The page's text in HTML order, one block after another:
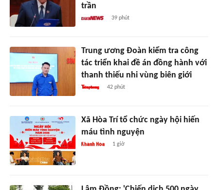
trần
39 phút
Trung ương Đoàn kiểm tra công
tác triển khai đề án đồng hành với
thanh thiếu nhi vùng biên giới
42 phút
Xã Hòa Trí tổ chức ngày hội hiến
máu tình nguyện
1 giờ